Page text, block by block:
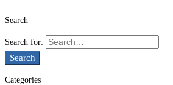
Search
Search for:
Search
Categories